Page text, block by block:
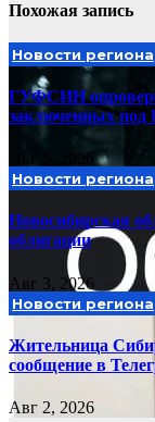
Похожая запись
Новости региона
ГУФСИН
заключенных под
Новости региона
Новосибирская
облигации
Авг 3, 2026
Новости региона
Жительница
сообщение в
Авг 2, 2026